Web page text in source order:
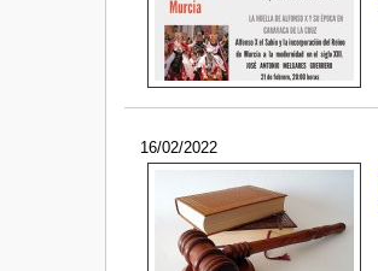
16/02/2022